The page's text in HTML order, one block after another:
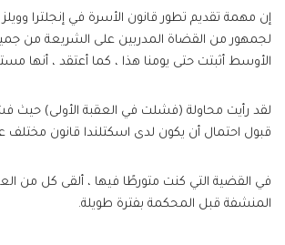
إن مهمة تقديم تطور قانون الأسرة في إنجلترا
لجمهور من القضاة المدربين على الشريعة من
الأوسط أثبتت حتى يومنا هذا ، كما أعتقد ، أنها
لقد رأيت محاولة (فشلت في العقبة الأولى) حيث
قبول احتمال أن يكون لدى اسكتلندا قانون مختلف
في القضية التي كنت متورطًا فيها ، ألقى كل من
المنشفة قبل المحكمة بفترة طويلة.